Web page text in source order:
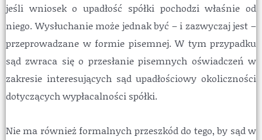
jeśli wniosek o upadłość spółki pochodzi właśnie od
niego. Wysłuchanie może jednak być – i zazwyczaj jest –
przeprowadzane w formie pisemnej. W tym przypadku
sąd zwraca się o przesłanie pisemnych oświadczeń w
zakresie interesujących sąd upadłościowy okoliczności
dotyczących wypłacalności spółki.
Nie ma również formalnych przeszkód do tego, by sąd w